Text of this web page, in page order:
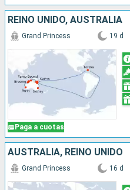
REINO UNIDO, AUSTRALIA
Paga a cuotas
Grand Princess 19 d
AUSTRALIA, REINO UNIDO
Grand Princess 16 d